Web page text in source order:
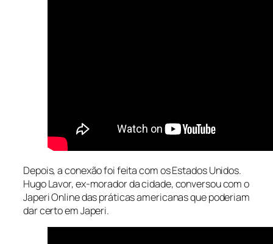
Depois, a conexão foi feita com os Estados Unidos.
Hugo Lavor, ex-morador da cidade, conversou com o
Japeri Online das práticas americanas que poderiam
dar certo em Japeri.